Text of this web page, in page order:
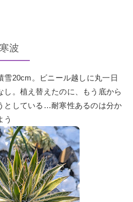
波
雪20cm。ビニール越しに丸一日
し。植え替えたのに、もう底から
としている…耐寒性あるのは分か
う